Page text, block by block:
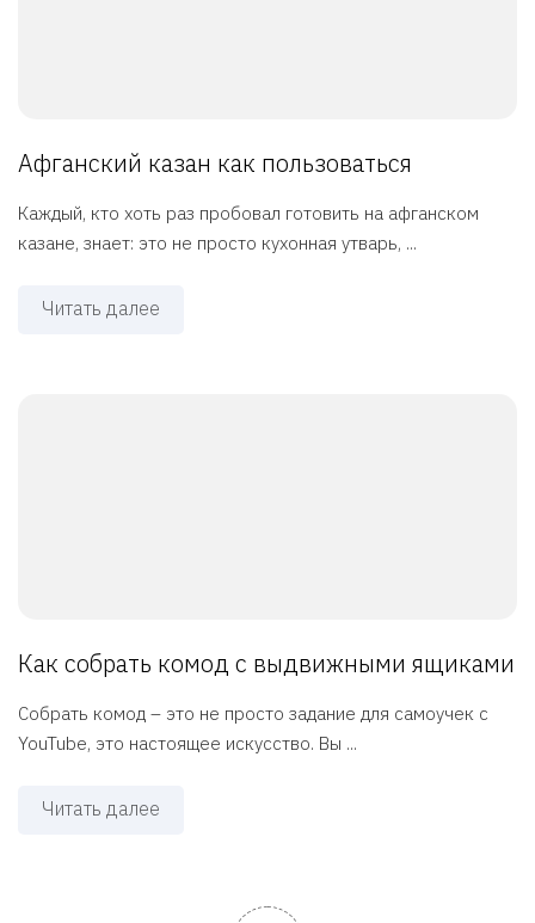
Афганский казан как пользоваться
Каждый, кто хоть раз пробовал готовить на афганском
казане, знает: это не просто кухонная утварь, ...
Читать далее
Как собрать комод с выдвижными ящиками
Собрать комод – это не просто задание для самоучек с
YouTube, это настоящее искусство. Вы ...
Читать далее